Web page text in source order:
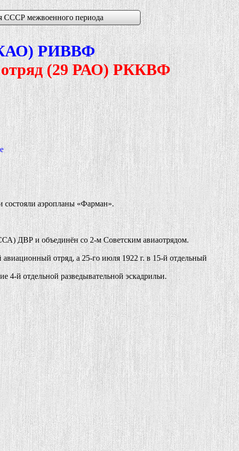
СССР межвоенного периода
КАО) РИВВФ
отряд (29 РАО) РККВФ
аэропланы «Фарман».
ДВР и объединён со 2-м Советским авиаотрядом.
отряд, а 25-го июля 1922 г. в 15-й отдельный
й отдельной разведывательной эскадрильи.